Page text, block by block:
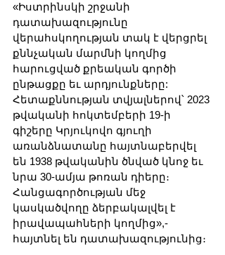
«Իստրինսկի շրջանի
դատախազությունը
վերահսկողության տակ է վերցրել
քննչական մարմնի կողմից
հարուցված քրեական գործի
ընթացքը եւ արդյունքները:
Հետաքննության տվյալներով՝ 2023
թվականի հոկտեմբերի 19-ի
գիշերը Կրյուկովո գյուղի
առանձնատանը հայտնաբերվել
են 1938 թվականին ծնված կնոջ եւ
նրա 30-ամյա թոռան դիերը։
Հանցագործության մեջ
կասկածվողը ձերբակալվել է
իրավապահների կողմից»,-
հայտնել են դատախազությունից։